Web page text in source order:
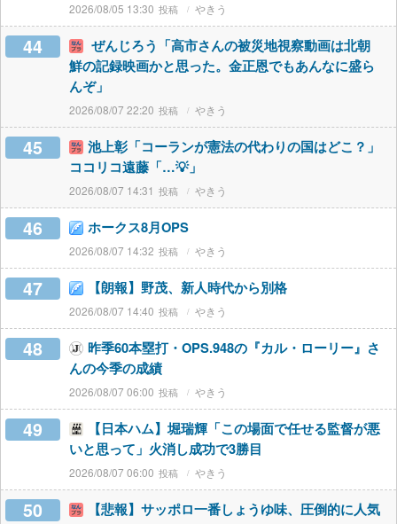
2026/08/05 13:30 やきう
44
ぜんじろう「高市さんの被災地視察動画は北朝
鮮の記録映画かと思った。金正恩でもあんなに盛ら
んぞ」
2026/08/07 22:20 やきう
45
池上彰「コーランが憲法の代わりの国はどこ？」
ココリコ遠藤「…💡」
2026/08/07 14:31 やきう
46 ホークス8月OPS
2026/08/07 14:32 やきう
47 【朗報】野茂、新人時代から別格
2026/08/07 14:40 やきう
48
昨季60本塁打・OPS.948の『カル・ローリー』さ
んの今季の成績
2026/08/07 06:00 やきう
49
【日本ハム】堀瑞輝「この場面で任せる監督が悪
いと思って」火消し成功で3勝目
2026/08/07 06:00 やきう
50
【悲報】サッポロ一番しょうゆ味、圧倒的に人気